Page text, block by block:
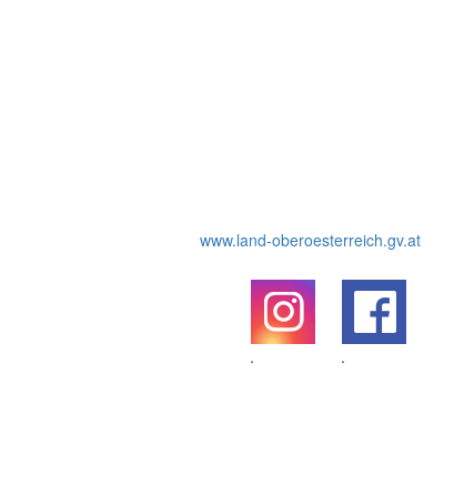
www.land-oberoesterreich.gv.at
.
.